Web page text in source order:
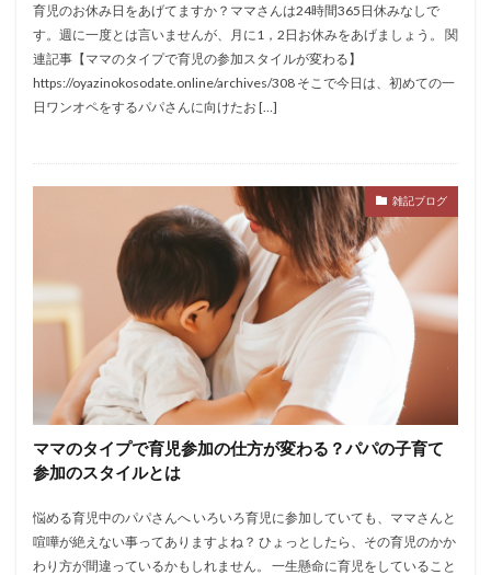
育児のお休み日をあげてますか？ママさんは24時間365日休みなしで
す。週に一度とは言いませんが、月に1，2日お休みをあげましょう。 関
連記事【ママのタイプで育児の参加スタイルが変わる】
https://oyazinokosodate.online/archives/308 そこで今日は、初めての一
日ワンオペをするパパさんに向けたお […]
雑記ブログ
ママのタイプで育児参加の仕方が変わる？パパの子育て
参加のスタイルとは
悩める育児中のパパさんへ いろいろ育児に参加していても、ママさんと
喧嘩が絶えない事ってありますよね？ ひょっとしたら、その育児のかか
わり方が間違っているかもしれません。 一生懸命に育児をしていること